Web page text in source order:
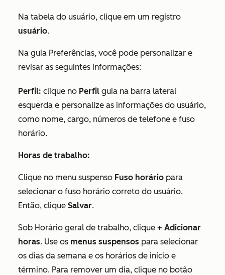
Na tabela do usuário, clique em um registro
usuário.
Na guia Preferências, você pode personalizar e
revisar as seguintes informações:
Perfil: clique no Perfil guia na barra lateral
esquerda e personalize as informações do usuário,
como nome, cargo, números de telefone e fuso
horário.
Horas de trabalho:
Clique no menu suspenso Fuso horário para
selecionar o fuso horário correto do usuário.
Então, clique Salvar.
Sob Horário geral de trabalho, clique + Adicionar
horas. Use os menus suspensos para selecionar
os dias da semana e os horários de início e
término. Para remover um dia, clique no botão